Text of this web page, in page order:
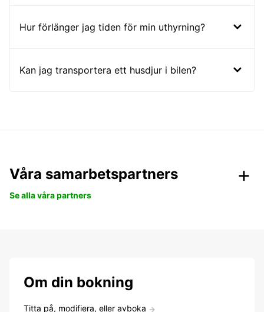
Hur förlänger jag tiden för min uthyrning?
Kan jag transportera ett husdjur i bilen?
Våra samarbetspartners
Se alla våra partners
Om din bokning
Titta på, modifiera, eller avboka